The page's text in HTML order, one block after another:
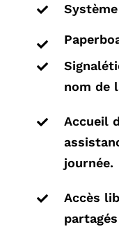



nom de

Accueil
journée.

Accès
partagés